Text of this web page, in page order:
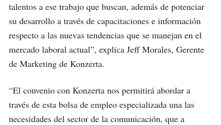
talentos a ese trabajo que buscan, además de potenciar
su desarrollo a través de capacitaciones e información
respecto a las nuevas tendencias que se manejan en el
mercado laboral actual”, explica Jeff Morales, Gerente
de Marketing de Konzerta.
“El convenio con Konzerta nos permitirá abordar a
través de esta bolsa de empleo especializada una las
necesidades del sector de la comunicación, que a